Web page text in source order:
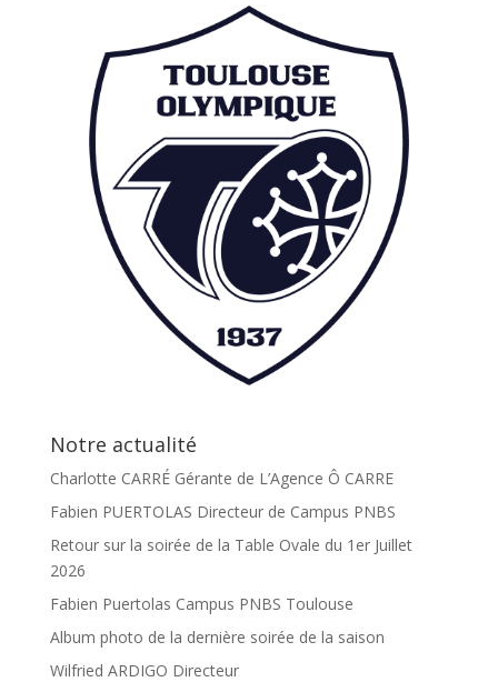
Notre actualité
Charlotte CARRÉ Gérante de L’Agence Ô CARRE
Fabien PUERTOLAS Directeur de Campus PNBS
Retour sur la soirée de la Table Ovale du 1er Juillet
2026
Fabien Puertolas Campus PNBS Toulouse
Album photo de la dernière soirée de la saison
Wilfried ARDIGO Directeur